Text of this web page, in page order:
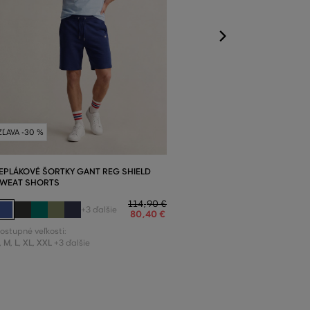
-30 %
ŠORTKY GANT REG SHIELD
SHORTS
+3 ďalšie 114,90 €
80,40 €
veľkosti:
M L XL XXL +3 ďalšie